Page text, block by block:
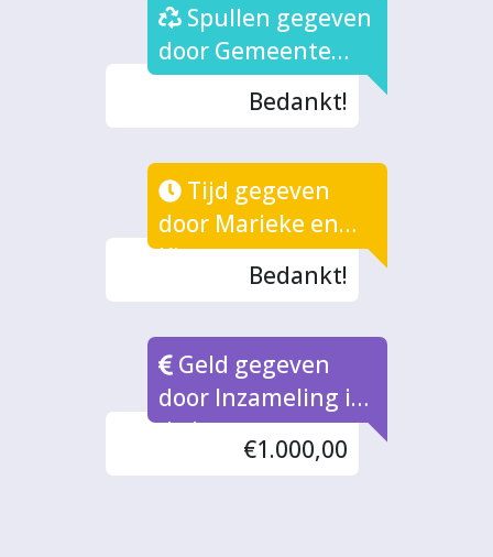
Spullen gegeven
door Gemeente
Zutphen
Bedankt!
Tijd gegeven
door Marieke en
Kirsten
Bedankt!
Geld gegeven
door Inzameling in
de buurt
€1.000,00